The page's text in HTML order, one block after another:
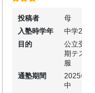
投稿者
母
入塾時学年
中学2年
目的
公立受験
期テスト
服
通塾期間
2025年
中